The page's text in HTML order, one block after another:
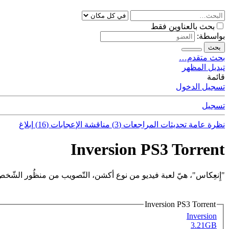
بحث بالعناوين فقط
بواسطة:
بحث
بحث متقدم…
تبديل المظهر
قائمة
تسجيل الدخول
تسجيل
نظرة عامة تحديثات المراجعات (3) مناقشة الإعجابات (16) إبلاغ
Inversion PS3 Torrent
"إِنعِكاس"، هيّ لعبة فيديو من نوع أكشن، التّصويب من منظُور
Inversion PS3 Torrent
Inversion
3.21GB